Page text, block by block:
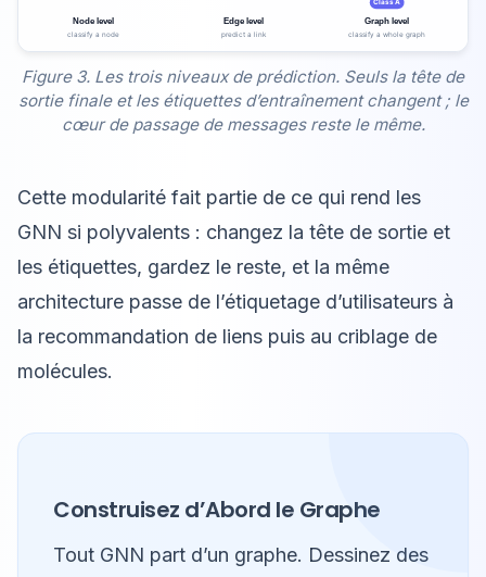
Figure 3. Les trois niveaux de prédiction. Seuls la tête de
sortie finale et les étiquettes d’entraînement changent ; le
cœur de passage de messages reste le même.
Cette modularité fait partie de ce qui rend les
GNN si polyvalents : changez la tête de sortie et
les étiquettes, gardez le reste, et la même
architecture passe de l’étiquetage d’utilisateurs à
la recommandation de liens puis au criblage de
molécules.
Construisez d’Abord le Graphe
Tout GNN part d’un graphe. Dessinez des